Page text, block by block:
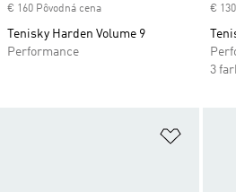
€ 160 Pôvodná cena
Tenisky Harden Volume 9
Performance
€
3
Pridať